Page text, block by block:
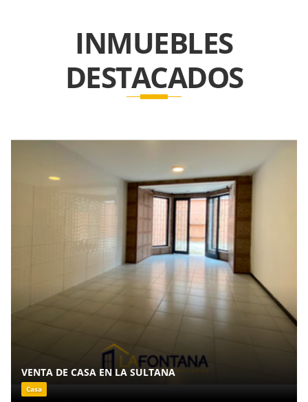
INMUEBLES
DESTACADOS
VENTA DE CASA EN LA SULTANA
Casa